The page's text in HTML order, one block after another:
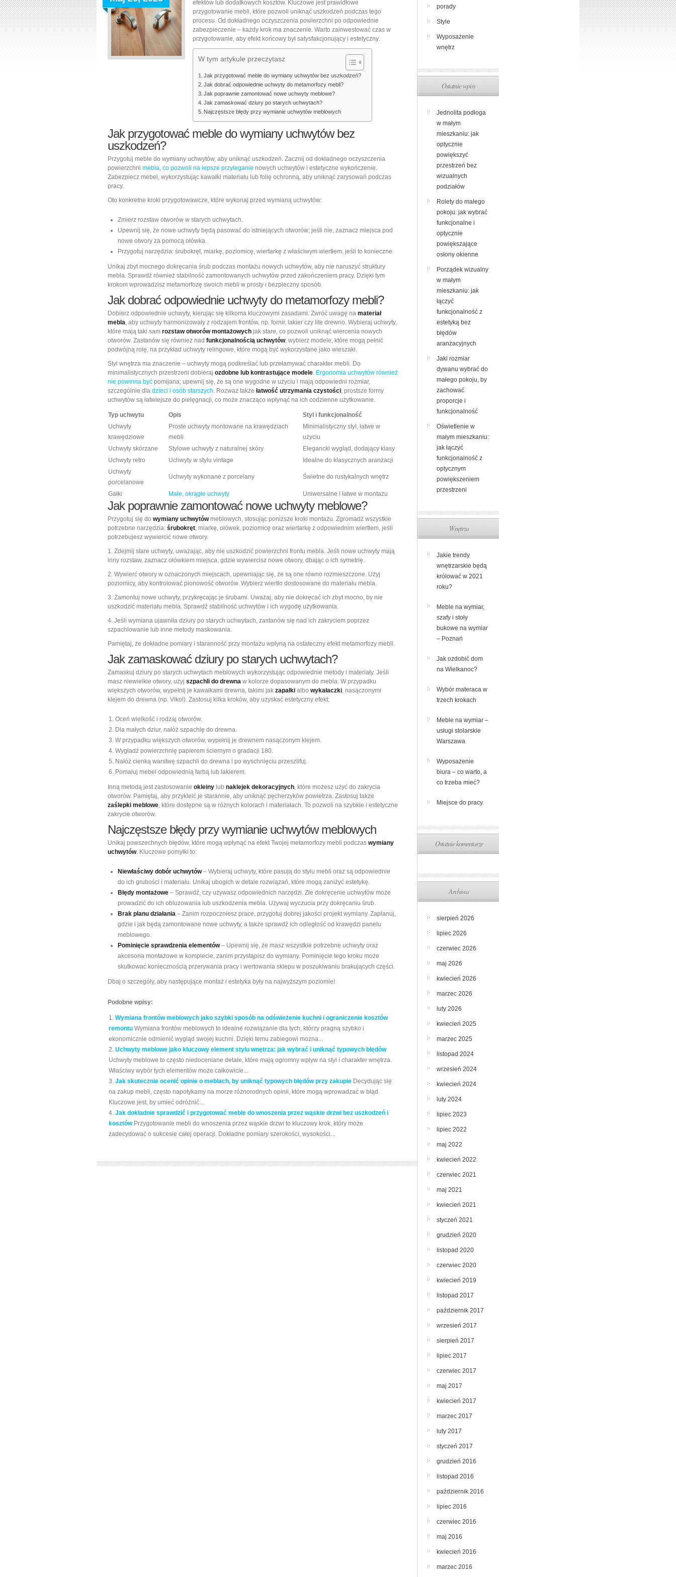
–
praktyczny
przewodnik
błędów
i
kosztów
efektów lub dodatkowych kosztów. Kluczowe jest prawidłowe
przygotowanie mebli, które pozwoli uniknąć uszkodzeń podczas tego
procesu. Od dokładnego oczyszczenia powierzchni po odpowiednie
zabezpieczenie – każdy krok ma znaczenie. Warto zainwestować czas w
przygotowanie, aby efekt końcowy był satysfakcjonujący i estetyczny.
W tym artykule przeczytasz
Jak przygotować meble do wymiany uchwytów bez uszkodzeń?
Jak dobrać odpowiednie uchwyty do metamorfozy mebli?
Jak poprawnie zamontować nowe uchwyty meblowe?
Jak zamaskować dziury po starych uchwytach?
Najczęstsze błędy przy wymianie uchwytów meblowych
Jak przygotować meble do wymiany uchwytów bez
uszkodzeń?
Przygotuj meble do wymiany uchwytów, aby uniknąć uszkodzeń. Zacznij od dokładnego oczyszczenia
powierzchni mebla, co pozwoli na lepsze przyleganie nowych uchwytów i estetyczne wykończenie.
Zabezpiecz mebel, wykorzystując kawałki materiału lub folię ochronną, aby uniknąć zarysowań podczas
pracy.
Oto konkretne kroki przygotowawcze, które wykonaj przed wymianą uchwytów:
Zmierz rozstaw otworów w starych uchwytach.
Upewnij się, że nowe uchwyty będą pasować do istniejących otworów; jeśli nie, zaznacz miejsca pod
nowe otwory za pomocą ołówka.
Przygotuj narzędzia: śrubokręt, miarkę, poziomicę, wiertarkę z właściwym wiertłem, jeśli to konieczne.
Unikaj zbyt mocnego dokręcania śrub podczas montażu nowych uchwytów, aby nie naruszyć struktury
mebla. Sprawdź również stabilność zamontowanych uchwytów przed zakończeniem pracy. Dzięki tym
krokom wprowadzisz metamorfozę swoich mebli w prosty i bezpieczny sposób.
Jak dobrać odpowiednie uchwyty do metamorfozy mebli?
Dobierz odpowiednie uchwyty, kierując się kilkoma kluczowymi zasadami. Zwróć uwagę na materiał
mebla, aby uchwyty harmonizowały z rodzajem frontów, np. fornir, lakier czy lite drewno. Wybieraj uchwyty,
które mają taki sam rozstaw otworów montażowych jak stare, co pozwoli uniknąć wiercenia nowych
otworów. Zastanów się również nad funkcjonalnością uchwytów; wybierz modele, które mogą pełnić
podwójną rolę, na przykład uchwyty relingowe, które mogą być wykorzystane jako wieszaki.
Styl wnętrza ma znaczenie – uchwyty mogą podkreślać lub przełamywać charakter mebli. Do
minimalistycznych przestrzeni dobieraj ozdobne lub kontrastujące modele. Ergonomia uchwytów również
nie powinna być pomijana; upewnij się, że są one wygodne w użyciu i mają odpowiedni rozmiar,
szczególnie dla dzieci i osób starszych. Rozważ także łatwość utrzymania czystości; prostsze formy
uchwytów są łatwiejsze do pielęgnacji, co może znacząco wpłynąć na ich codzienne użytkowanie.
Typ uchwytu Opis
Styl i funkcjonalność
Uchwyty
krawędziowe
Proste uchwyty montowane na krawędziach
mebli
Minimalistyczny styl, łatwe w
użyciu
Uchwyty skórzane
Stylowe uchwyty z naturalnej skóry
Elegancki wygląd, dodający klasy
Uchwyty retro
Uchwyty w stylu vintage
Idealne do klasycznych aranżacji
Uchwyty
porcelanowe
Uchwyty wykonane z porcelany Świetne do rustykalnych wnętrz
Gałki Małe, okrągłe uchwyty Uniwersalne i łatwe w montażu
Jak poprawnie zamontować nowe uchwyty meblowe?
Przygotuj się do wymiany uchwytówmeblowych, stosując poniższe kroki montażu. Zgromadź wszystkie
potrzebne narzędzia: śrubokręt, miarkę, ołówek, poziomicę oraz wiertarkę z odpowiednim wiertłem, jeśli
potrzebujesz wywiercić nowe otwory.
1. Zdejmij stare uchwyty, uważając, aby nie uszkodzić powierzchni frontu mebla. Jeśli nowe uchwyty mają
inny rozstaw, zaznacz ołówkiem miejsca, gdzie wywiercisz nowe otwory, dbając o ich symetrię.
2. Wywierć otwory w oznaczonych miejscach, upewniając się, że są one równo rozmieszczone. Użyj
poziomicy, aby kontrolować pionowość otworów. Wybierz wiertło dostosowane do materiału mebla.
3. Zamontuj nowe uchwyty, przykręcając je śrubami. Uważaj, aby nie dokręcać ich zbyt mocno, by nie
uszkodzić materiału mebla. Sprawdź stabilność uchwytów i ich wygodę użytkowania.
4. Jeśli wymiana ujawniła dziury po starych uchwytach, zastanów się nad ich zakryciem poprzez
szpachlowanie lub inne metody maskowania.
Pamiętaj, że dokładne pomiary i staranność przy montażu wpłyną na ostateczny efekt metamorfozy mebli.
Jak zamaskować dziury po starych uchwytach?
Zamaskuj dziury po starych uchwytach meblowych wykorzystując odpowiednie metody i materiały. Jeśli
masz niewielkie otwory, użyj szpachli do drewna w kolorze dopasowanym do mebla. W przypadku
większych otworów, wypełnij je kawałkami drewna, takimi jak zapałki albo wykałaczki, nasączonymi
klejem do drewna (np. Vikol). Zastosuj kilka kroków, aby uzyskać estetyczny efekt:
Oceń wielkość i rodzaj otworów.
Dla małych dziur, nałóż szpachlę do drewna.
W przypadku większych otworów, wypełnij je drewnem nasączonym klejem.
Wygładź powierzchnię papierem ściernym o gradacji 180.
Nałóż cienką warstwę szpachli do drewna i po wyschnięciu przeszlifuj.
Pomaluj mebel odpowiednią farbą lub lakierem.
Inną metodą jest zastosowanie okleiny lub naklejek dekoracyjnych, które możesz użyć do zakrycia
otworów. Pamiętaj, aby przykleić je starannie, aby uniknąć pęcherzyków powietrza. Zastosuj także
zaślepki meblowe, które dostępne są w różnych kolorach i materiałach. To pozwoli na szybkie i estetyczne
zakrycie otworów.
Najczęstsze błędy przy wymianie uchwytów meblowych
Unikaj powszechnych błędów, które mogą wpłynąć na efekt Twojej metamorfozy mebli podczas wymiany
uchwytów. Kluczowe pomyłki to:
Niewłaściwy dobór uchwytów– Wybieraj uchwyty, które pasują do stylu mebli oraz są odpowiednie
do ich grubości i materiału. Unikaj ubogich w detale rozwiązań, które mogą zaniżyć estetykę.
Błędy montażowe – Sprawdź, czy używasz odpowiednich narzędzi. Złe dokręcenie uchwytów może
prowadzić do ich obluzowania lub uszkodzenia mebla. Używaj wyczucia przy dokręcaniu śrub.
Brak planu działania – Zanim rozpoczniesz prace, przygotuj dobrej jakości projekt wymiany. Zaplanuj,
gdzie i jak będą zamontowane nowe uchwyty, a także sprawdź ich odległość od krawędzi panelu
meblowego.
Pominięcie sprawdzenia elementów– Upewnij się, że masz wszystkie potrzebne uchwyty oraz
akcesoria montażowe w komplecie, zanim przystąpisz do wymiany. Pominięcie tego kroku może
skutkować koniecznością przerywania pracy i wertowania sklepu w poszukiwaniu brakujących części.
Dbaj o szczegóły, aby następujące montaż i estetyka były na najwyższym poziomie!
Podobne wpisy:
Wymiana frontów meblowych jako szybki sposób na odświeżenie kuchni i ograniczenie kosztów
remontu Wymiana frontów meblowych to idealne rozwiązanie dla tych, którzy pragną szybko i
ekonomicznie odmienić wygląd swojej kuchni. Dzięki temu zabiegowi można...
Uchwyty meblowe jako kluczowy element stylu wnętrza: jak wybrać i uniknąć typowych błędów
Uchwyty meblowe to często niedoceniane detale, które mają ogromny wpływ na styl i charakter wnętrza.
Właściwy wybór tych elementów może całkowicie...
Jak skutecznie ocenić opinie o meblach, by uniknąć typowych błędów przy zakupie Decydując się
na zakup mebli, często napotykamy na morze różnorodnych opinii, które mogą wprowadzać w błąd.
Kluczowe jest, by umieć odróżnić...
Jak dokładnie sprawdzić i przygotować meble do wnoszenia przez wąskie drzwi bez uszkodzeń i
kosztów Przygotowanie mebli do wnoszenia przez wąskie drzwi to kluczowy krok, który może
zadecydować o sukcesie całej operacji. Dokładne pomiary szerokości, wysokości...
porady
Style
Wyposażenie
wnętrz
Ostatnie wpisy
Jednolita podłoga
w małym
mieszkaniu: jak
optycznie
powiększyć
przestrzeń bez
wizualnych
podziałów
Rolety do małego
pokoju: jak wybrać
funkcjonalne i
optycznie
powiększające
osłony okienne
Porządek wizualny
w małym
mieszkaniu: jak
łączyć
funkcjonalność z
estetyką bez
błędów
aranżacyjnych
Jaki rozmiar
dywanu wybrać do
małego pokoju, by
zachować
proporcje i
funkcjonalność
Oświetlenie w
małym mieszkaniu:
jak łączyć
funkcjonalność z
optycznym
powiększeniem
przestrzeni
Wnętrza
Jakie trendy
wnętrzarskie będą
królować w 2021
roku?
Meble na wymiar,
szafy i stoły
bukowe na wymiar
– Poznań
Jak ozdobić dom
na Wielkanoc?
Wybór materaca w
trzech krokach
Meble na wymiar –
usługi stolarskie
Warszawa
Wyposażenie
biura – co warto, a
co trzeba mieć?
Miejsce do pracy.
Ostatnie komentarze
Archiwa
sierpień 2026
lipiec 2026
czerwiec 2026
maj 2026
kwiecień 2026
marzec 2026
luty 2026
kwiecień 2025
marzec 2025
listopad 2024
wrzesień 2024
kwiecień 2024
luty 2024
lipiec 2023
lipiec 2022
maj 2022
kwiecień 2022
czerwiec 2021
maj 2021
kwiecień 2021
styczeń 2021
grudzień 2020
listopad 2020
czerwiec 2020
kwiecień 2019
listopad 2017
październik 2017
wrzesień 2017
sierpień 2017
lipiec 2017
czerwiec 2017
maj 2017
kwiecień 2017
marzec 2017
luty 2017
styczeń 2017
grudzień 2016
listopad 2016
październik 2016
lipiec 2016
czerwiec 2016
maj 2016
kwiecień 2016
marzec 2016